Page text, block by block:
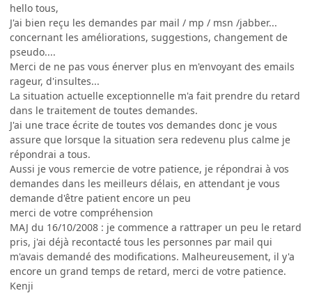
hello tous,
J'ai bien reçu les demandes par mail / mp / msn /jabber...
concernant les améliorations, suggestions, changement de
pseudo....
Merci de ne pas vous énerver plus en m'envoyant des emails
rageur, d'insultes...
La situation actuelle exceptionnelle m'a fait prendre du retard
dans le traitement de toutes demandes.
J'ai une trace écrite de toutes vos demandes donc je vous
assure que lorsque la situation sera redevenu plus calme je
répondrai a tous.
Aussi je vous remercie de votre patience, je répondrai à vos
demandes dans les meilleurs délais, en attendant je vous
demande d'être patient encore un peu
merci de votre compréhension
MAJ du 16/10/2008 : je commence a rattraper un peu le retard
pris, j'ai déjà recontacté tous les personnes par mail qui
m'avais demandé des modifications. Malheureusement, il y'a
encore un grand temps de retard, merci de votre patience.
Kenji